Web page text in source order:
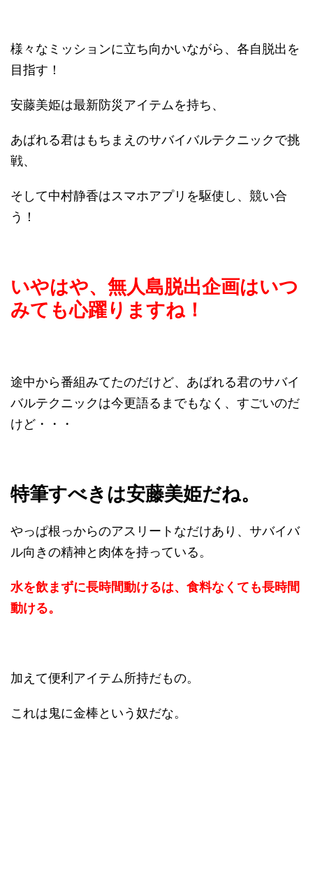
様々なミッションに立ち向かいながら、各自脱出を
目指す！
安藤美姫は最新防災アイテムを持ち、
あばれる君はもちまえのサバイバルテクニックで挑
戦、
そして中村静香はスマホアプリを駆使し、競い合
う！
いやはや、無人島脱出企画はいつ
みても心躍りますね！
途中から番組みてたのだけど、あばれる君のサバイ
バルテクニックは今更語るまでもなく、すごいのだ
けど・・・
特筆すべきは安藤美姫だね。
やっぱ根っからのアスリートなだけあり、サバイバ
ル向きの精神と肉体を持っている。
水を飲まずに長時間動けるは、食料なくても長時間
動ける。
加えて便利アイテム所持だもの。
これは鬼に金棒という奴だな。